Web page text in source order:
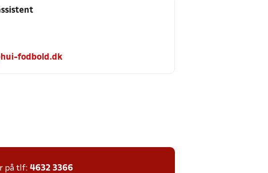
fodbold.dk
på tlf: 4632 3366